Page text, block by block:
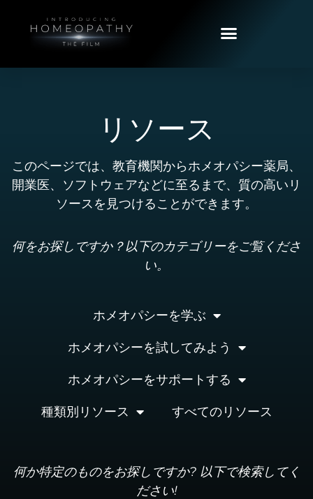
リソース
このページでは、教育機関からホメオパシー薬局、
開業医、ソフトウェアなどに至るまで、質の高いリ
ソースを見つけることができます。
何をお探しですか？以下のカテゴリーをご覧くださ
い。
ホメオパシーを学ぶ
ホメオパシーを試してみよう
ホメオパシーをサポートする
種類別リソース すべてのリソース
何か特定のものをお探しですか? 以下で検索してく
ださい!